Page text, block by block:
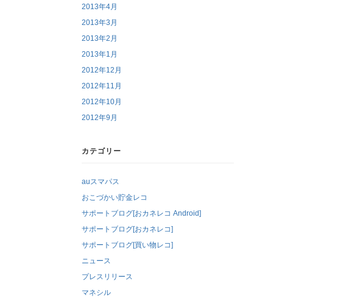
2013年4月
2013年3月
2013年2月
2013年1月
2012年12月
2012年11月
2012年10月
2012年9月
カテゴリー
auスマパス
おこづかい貯金レコ
サポートブログ[おカネレコ Android]
サポートブログ[おカネレコ]
サポートブログ[買い物レコ]
ニュース
プレスリリース
マネシル